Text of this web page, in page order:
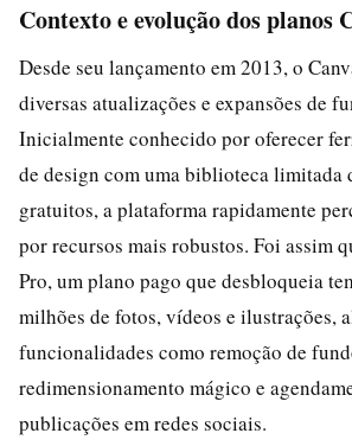
Contexto e evolução dos planos
Desde seu lançamento em 2013, o
diversas atualizações e expansões de
Inicialmente conhecido por oferecer
de design com uma biblioteca limitada
gratuitos, a plataforma rapidamente
por recursos mais robustos. Foi assim
Pro, um plano pago que desbloqueia
milhões de fotos, vídeos e ilustrações,
funcionalidades como remoção de
redimensionamento mágico e
publicações em redes sociais.